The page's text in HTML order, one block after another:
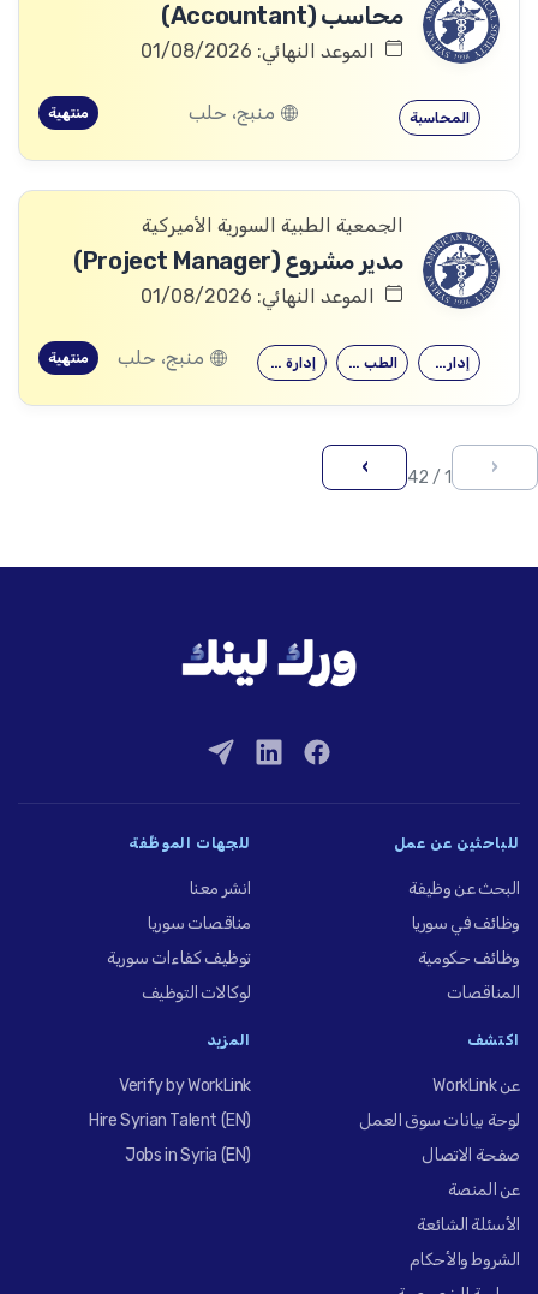
محاسب (Accountant)
الموعد النهائي: 01/08/2026
المحاسبة منبج، حلب منتهية
الجمعية الطبية السورية الأميركية
مدير مشروع (Project Manager)
الموعد النهائي: 01/08/2026
إدارة المشاريع الطب البشري… إدارة الأعمال منبج، حلب منتهية
‹
1 / 42
›
للباحثين عن عمل
البحث عن وظيفة
وظائف في سوريا
وظائف حكومية
المناقصات
للجهات الموظِّفة
انشر معنا
مناقصات سوريا
توظيف كفاءات سورية
لوكالات التوظيف
اكتشف
عن WorkLink
لوحة بيانات سوق العمل
صفحة الاتصال
عن المنصة
الأسئلة الشائعة
الشروط والأحكام
المزيد
Verify by WorkLink
Hire Syrian Talent (EN)
Jobs in Syria (EN)